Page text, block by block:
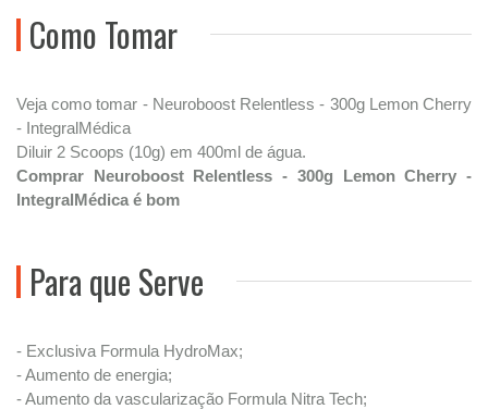
Como Tomar
Veja como tomar - Neuroboost Relentless - 300g Lemon Cherry
- IntegralMédica
Diluir 2 Scoops (10g) em 400ml de água.
Comprar Neuroboost Relentless - 300g Lemon Cherry -
IntegralMédica é bom
Para que Serve
- Exclusiva Formula HydroMax;
- Aumento de energia;
- Aumento da vascularização Formula Nitra Tech;